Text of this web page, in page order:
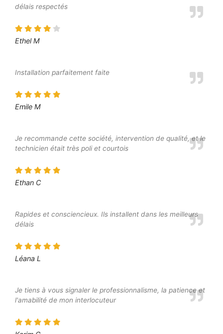
délais respectés
Ethel M
Installation parfaitement faite
Emile M
Je recommande cette société, intervention de qualité, et le
technicien était très poli et courtois
Ethan C
Rapides et consciencieux. Ils installent dans les meilleurs
délais
Léana L
Je tiens à vous signaler le professionnalisme, la patience et
l'amabilité de mon interlocuteur